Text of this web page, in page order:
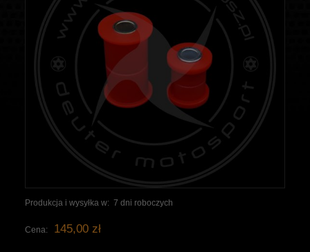
Produkcja i wysyłka w: 7 dni roboczych
Cena: 145,00 zł